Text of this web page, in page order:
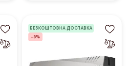
БЕЗКОШТОВНА ДОСТАВКА
-5%